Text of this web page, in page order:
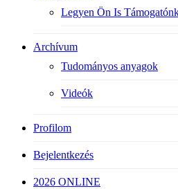
Legyen Ön Is
Archívum
Tudományos anyagok
Videók
Profilom
Bejelentkezés
2026 ONLINE